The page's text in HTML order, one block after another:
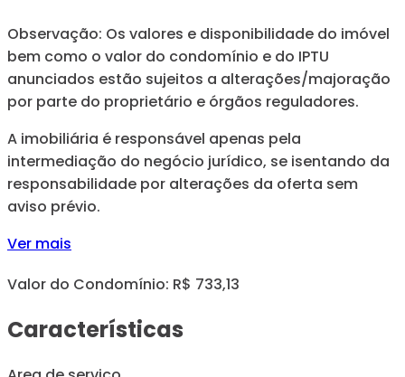
Observação: Os valores e disponibilidade do imóvel
bem como o valor do condomínio e do IPTU
anunciados estão sujeitos a alterações/majoração
por parte do proprietário e órgãos reguladores.
A imobiliária é responsável apenas pela
intermediação do negócio jurídico, se isentando da
responsabilidade por alterações da oferta sem
aviso prévio.
Ver mais
Valor do Condomínio: R$ 733,13
Características